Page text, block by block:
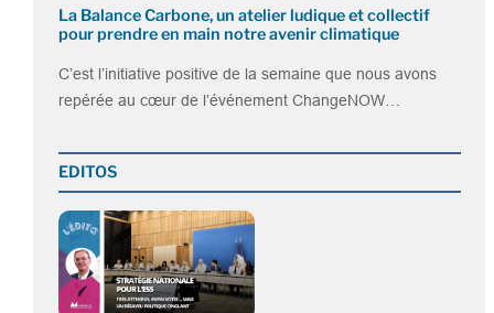
La Balance Carbone, un atelier ludique et collectif
pour prendre en main notre avenir climatique
C’est l’initiative positive de la semaine que nous avons
repérée au cœur de l’événement ChangeNOW…
EDITOS